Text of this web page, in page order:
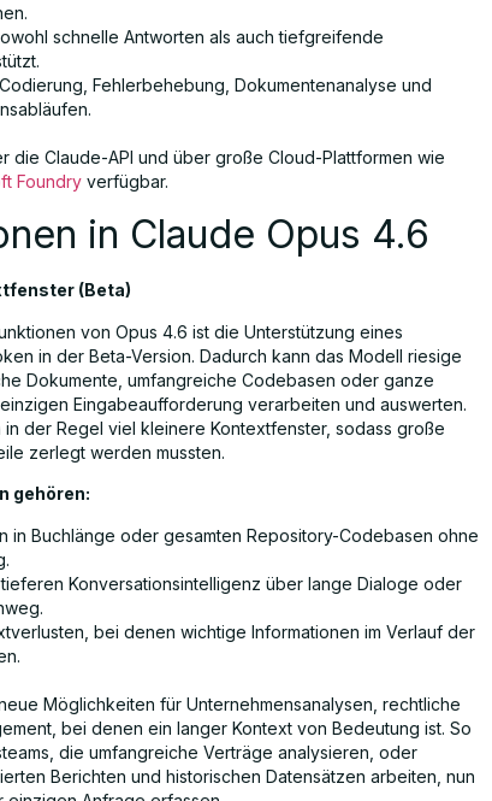
schnelle Antworten als auch tiefgreifende
Fehlerbehebung, Dokumentenanalyse und
die Claude-API und über große Cloud-Plattformen wie
Foundry verfügbar.
in Claude Opus 4.6
(Beta)
von Opus 4.6 ist die Unterstützung eines
in der Beta-Version. Dadurch kann das Modell riesige
Dokumente, umfangreiche Codebasen oder ganze
Eingabeaufforderung verarbeiten und auswerten.
der Regel viel kleinere Kontextfenster, sodass große
zerlegt werden mussten.
gehören:
in Buchlänge oder gesamten Repository-Codebasen ohne
Konversationsintelligenz über lange Dialoge oder
bei denen wichtige Informationen im Verlauf der
Möglichkeiten für Unternehmensanalysen, rechtliche
bei denen ein langer Kontext von Bedeutung ist. So
die umfangreiche Verträge analysieren, oder
Berichten und historischen Datensätzen arbeiten, nun